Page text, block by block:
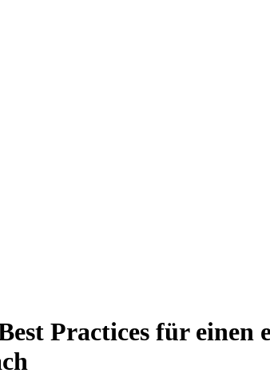
Practices für einen